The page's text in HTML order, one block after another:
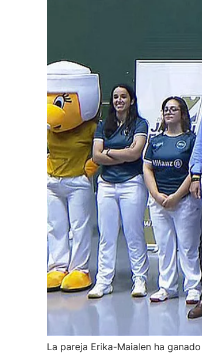
La pareja Erika-Maialen ha